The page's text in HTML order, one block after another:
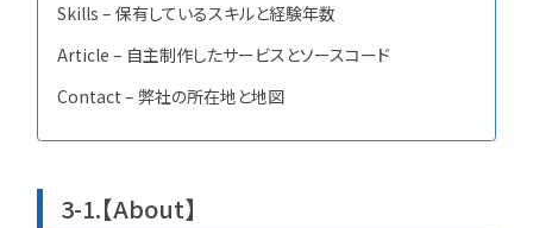
Skills – 保有しているスキルと経験年数
Article – 自主制作したサービスとソースコード
Contact – 弊社の所在地と地図
3-1.【About】